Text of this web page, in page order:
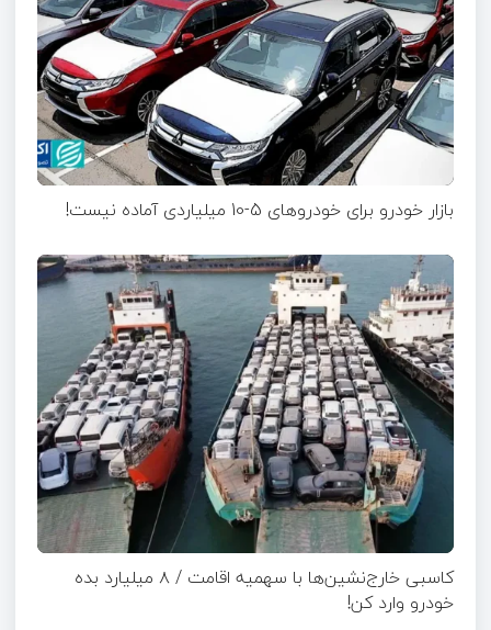
بازار خودرو برای خودروهای 5-10 میلیاردی آماده نیست!
کاسبی خارج‌نشین‌ها با سهمیه اقامت / ۸ میلیارد بده
خودرو وارد کن!